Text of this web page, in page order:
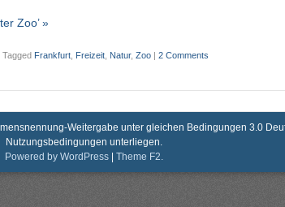
Zoo’ »
Tagged Frankfurt Freizeit Natur, Zoo | 2 Comments
Weitergabe unter gleichen Bedingungen 3.0
Nutzungsbedingungen unterliegen.
Powered by WordPress | Theme F2.